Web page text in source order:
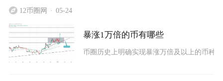
12币圈网 05-24
暴涨1万倍的币有哪些
币圈历史上明确实现暴涨万倍及以上的币种